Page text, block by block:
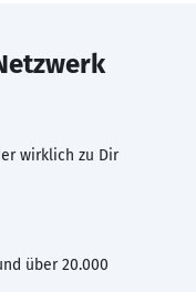
wirklich zu Dir
über 20.000